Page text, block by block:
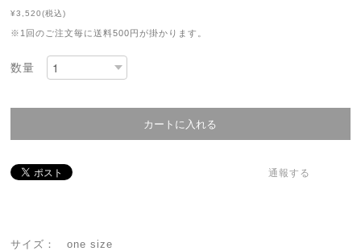
¥3,520(税込)
※1回のご注文毎に送料500円が掛かります。
数量
通報する
サイズ： one size